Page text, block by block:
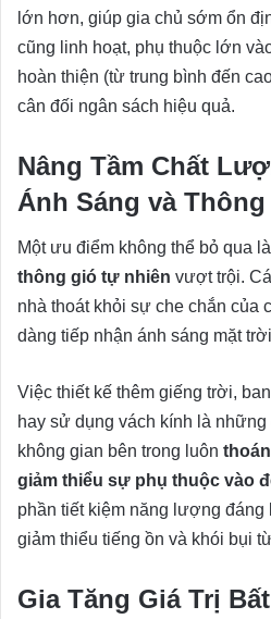
lớn hơn, giúp gia chủ sớm ổn
cũng linh hoạt, phụ thuộc lớn
hoàn thiện (từ trung bình đến
cân đối ngân sách hiệu quả.
Nâng Tầm Chất
Ánh Sáng và
Một ưu điểm không thể bỏ qua
thông gió tự nhiên vượt trội.
nhà thoát khỏi sự che chắn của
dàng tiếp nhận ánh sáng mặt
Việc thiết kế thêm giếng trời,
hay sử dụng vách kính là
không gian bên trong luôn
giảm thiểu sự phụ thuộc vào
phần tiết kiệm năng lượng đáng
giảm thiểu tiếng ồn và khói bụi
Gia Tăng Giá Trị